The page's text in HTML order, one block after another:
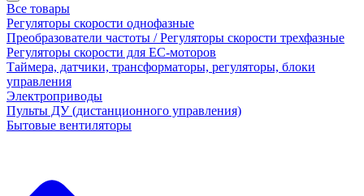
Все товары
Регуляторы скорости однофазные
Преобразователи частоты / Регуляторы скорости трехфазные
Регуляторы скорости для ЕС-моторов
Таймера, датчики, трансформаторы, регуляторы, блоки
управления
Электроприводы
Пульты ДУ (дистанционного управления)
Бытовые вентиляторы